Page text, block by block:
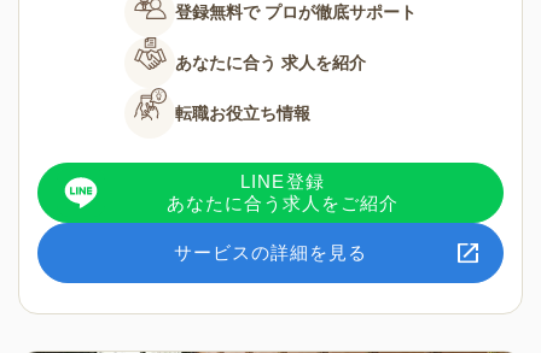
登録無料で プロが徹底サポート
あなたに合う 求人を紹介
転職お役立ち情報
LINE登録
あなたに合う求人をご紹介
サービスの詳細を見る